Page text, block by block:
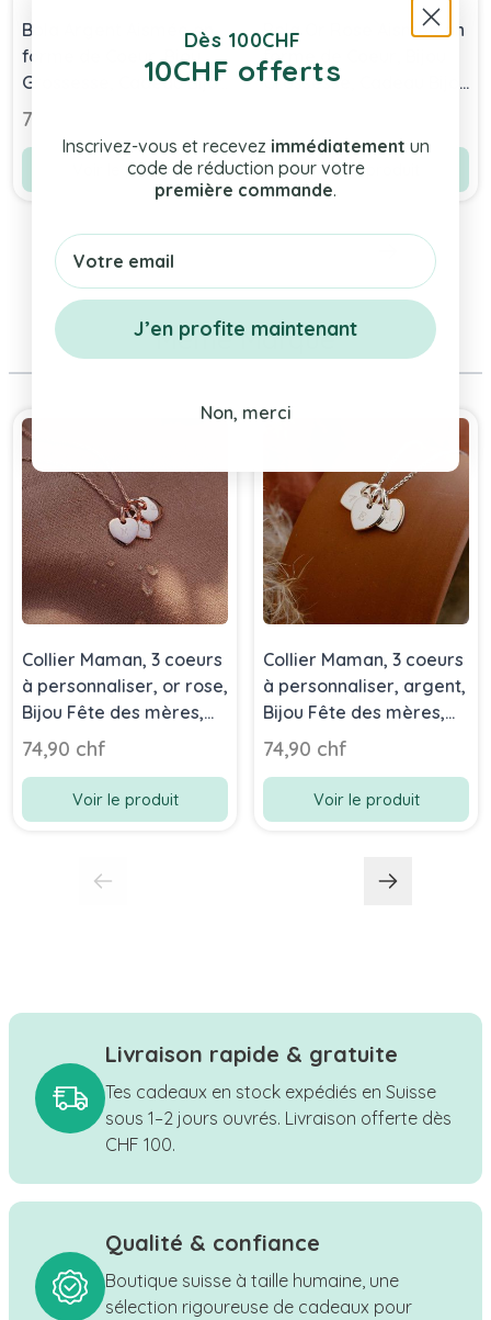
Bola Argent Aismée en
forme de Coeur, Bjou
Grossesse, Cadeau Bijou
Future Maman
76,90 chf
Voir le produit
Bola Or Rose Aismée en
forme de Coeur, Bijou
Grossesse, Cadeau Bijou
Voir le produit
Même Marque
Collier Maman, 3 coeurs
à personnaliser, or rose,
Bijou Fête des mères,
Sasha Aismée
74,90 chf
Voir le produit
Collier Maman, 3 coeurs
à personnaliser, argent,
Bijou Fête des mères,
Sasha Aismée
74,90 chf
Voir le produit
Livraison rapide & gratuite
Tes cadeaux en stock expédiés en Suisse
sous 1–2 jours ouvrés. Livraison offerte dès
CHF 100.
Qualité & confiance
Boutique suisse à taille humaine, une
sélection rigoureuse de cadeaux pour
Dès 100CHF
10CHF offerts
Inscrivez-vous et recevez immédiatement un
code de réduction pour votre
première commande.
Email
J’en profite maintenant
Non, merci